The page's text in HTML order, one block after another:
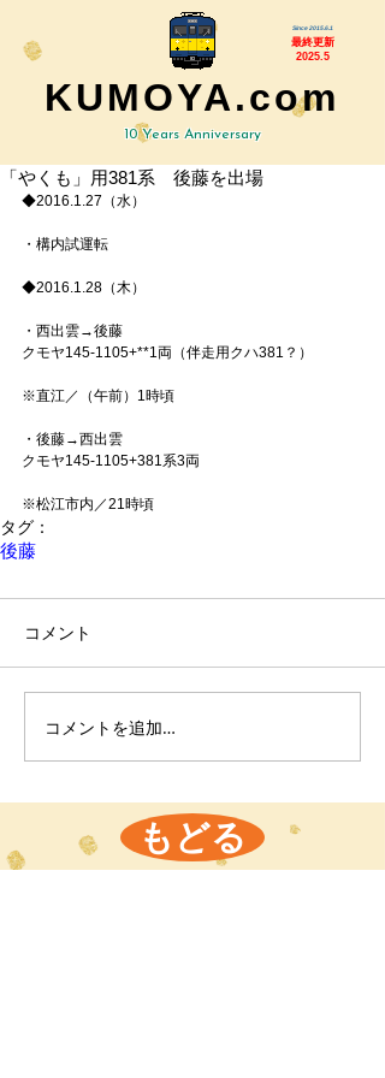
Since 2015.6.1
最終更新
2025.5
KUMOYA.com
10 Years Anniversary
「やくも」用381系 後藤を出場
◆2016.1.27（水）
・構内試運転
◆2016.1.28（木）
・西出雲→後藤
クモヤ145-1105+**1両（伴走用クハ381？）
※直江／（午前）1時頃
・後藤→西出雲
クモヤ145-1105+381系3両
※松江市内／21時頃
タグ：
後藤
コメント
コメントを追加…
もどる